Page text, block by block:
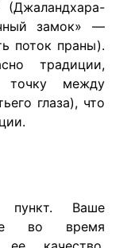
(Джаландхара-
замок» —
поток праны).
традиции,
точку между
глаза), что
Ваше
во время